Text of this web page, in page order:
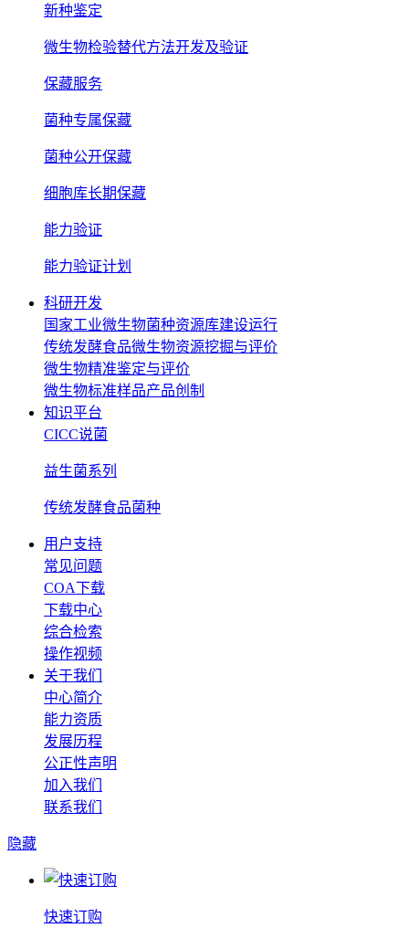
新种鉴定
微生物检验替代方法开发及验证
保藏服务
菌种专属保藏
菌种公开保藏
细胞库长期保藏
能力验证
能力验证计划
科研开发
国家工业微生物菌种资源库建设运行
传统发酵食品微生物资源挖掘与评价
微生物精准鉴定与评价
微生物标准样品产品创制
知识平台
CICC说菌
益生菌系列
传统发酵食品菌种
用户支持
常见问题
COA下载
下载中心
综合检索
操作视频
关于我们
中心简介
能力资质
发展历程
公正性声明
加入我们
联系我们
隐藏
快速订购